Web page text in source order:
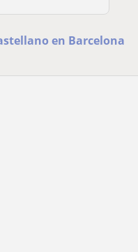
en Barcelona